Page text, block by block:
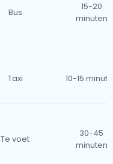
Bus
15-20
minuten
Taxi 10-15
Te voet
30-45
minuten